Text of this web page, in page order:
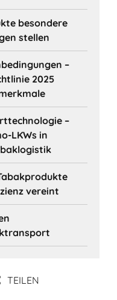
besondere
stellen
–
2025
–
LKWs in
vereint
TEILEN